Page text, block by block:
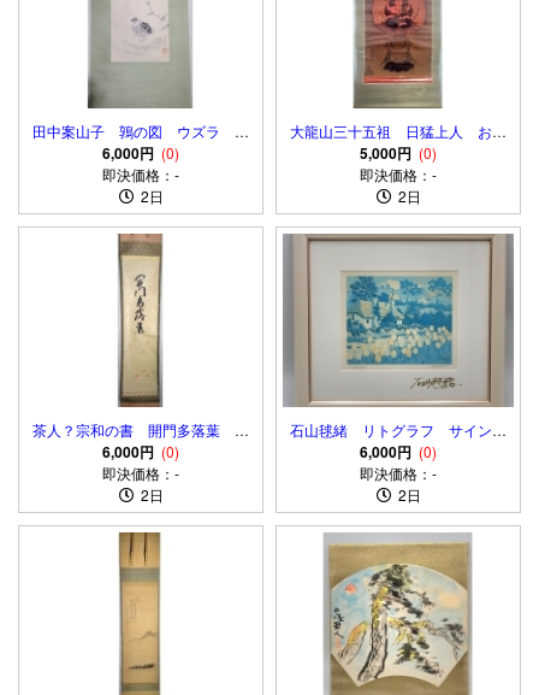
田中案山子 鶉の図 ウズラ 花
鳥画 肉筆、紙本 合わせ箱
6,000円 (0)
即決価格：-
2日
大龍山三十五祖 日猛上人 お題
目に愛染明王図 肉筆、紙本 箱
無 日蓮宗 天保六年
5,000円 (0)
即決価格：-
2日
茶人？宗和の書 開門多落葉 画
賛 肉筆、紙本 合わせ箱
6,000円 (0)
即決価格：-
2日
石山毬緒 リトグラフ サイン入
り 額入り
6,000円 (0)
即決価格：-
2日